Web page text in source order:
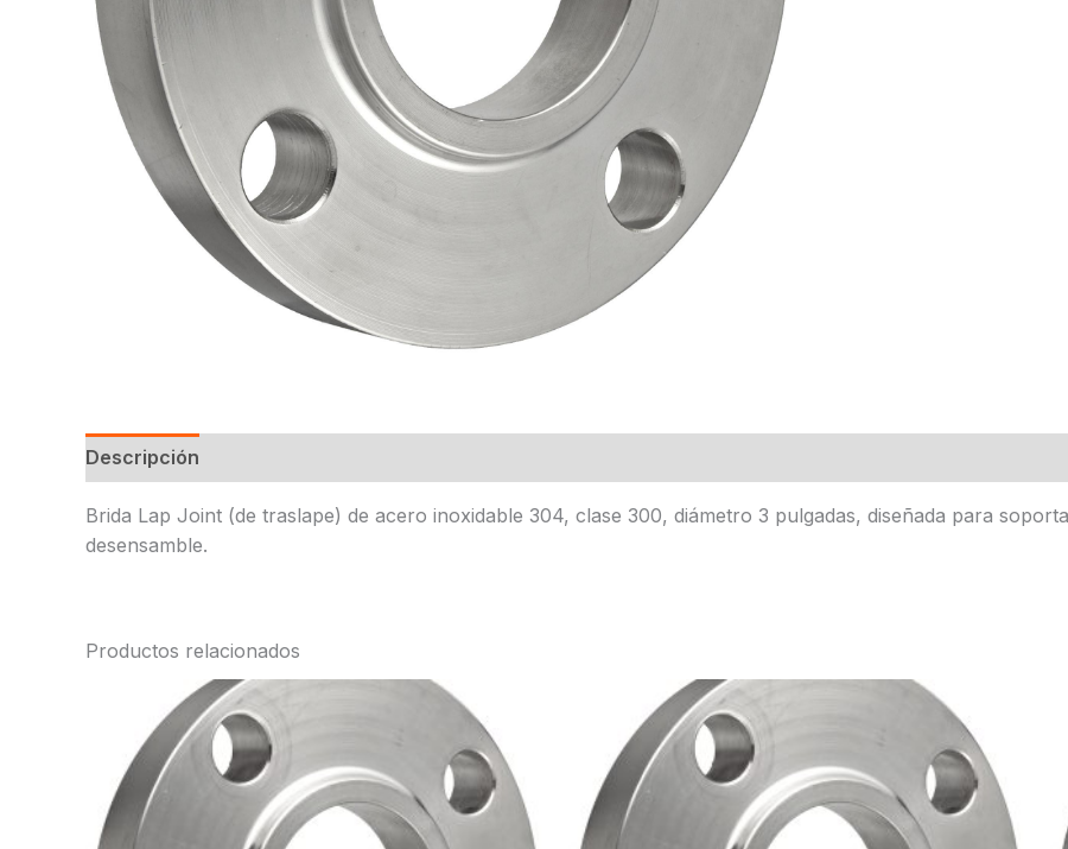
Descripción
Brida Lap Joint (de traslape) de acero inoxidable 304, clase 300, diámetro 3 pulgadas, diseñada para
desensamble.
Productos relacionados